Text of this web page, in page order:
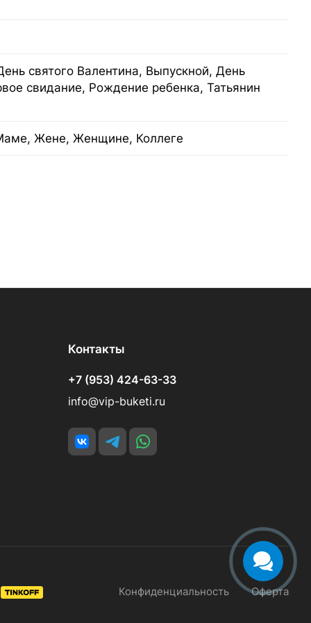
святого Валентина, Выпускной, День
свидание, Рождение ребенка, Татьянин
Жене, Женщине, Коллеге
Контакты
+7 (953) 424-63-33
info@vip-buketi.ru
Конфиденциальность Оферта